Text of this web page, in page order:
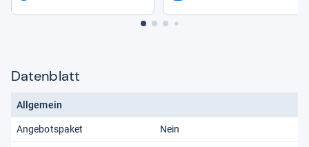
Datenblatt
Allgemein
Angebotspaket Nein